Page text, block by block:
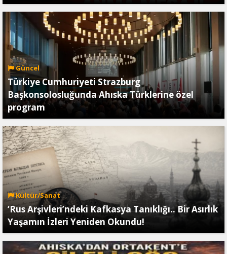
Güncel
Türkiye Cumhuriyeti Strazburg
Başkonsolosluğunda Ahıska Türklerine özel
program
Kültür/Sanat
‘Rus Arşivleri’ndeki Kafkasya Tanıklığı.. Bir Asırlık
Yaşamın İzleri Yeniden Okundu!